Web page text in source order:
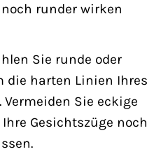
runder wirken
Sie runde oder
die harten Linien Ihres
Sie eckige
Gesichtszüge noch